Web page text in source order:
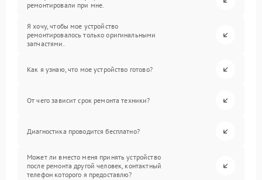
ремонтировали при мне.
Я хочу, чтобы мое устройство
ремонтировалось только оригинальными
запчастями.
Как я узнаю, что мое устройство готово?
От чего зависит срок ремонта техники?
Диагностика проводится бесплатно?
Может ли вместо меня принять устройство
после ремонта другой человек, контактный
телефон которого я предоставлю?